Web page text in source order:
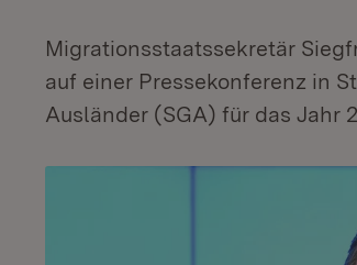
Migrationsstaatssekretär
auf einer Pressekonferenz in
Ausländer (SGA) für das Jahr